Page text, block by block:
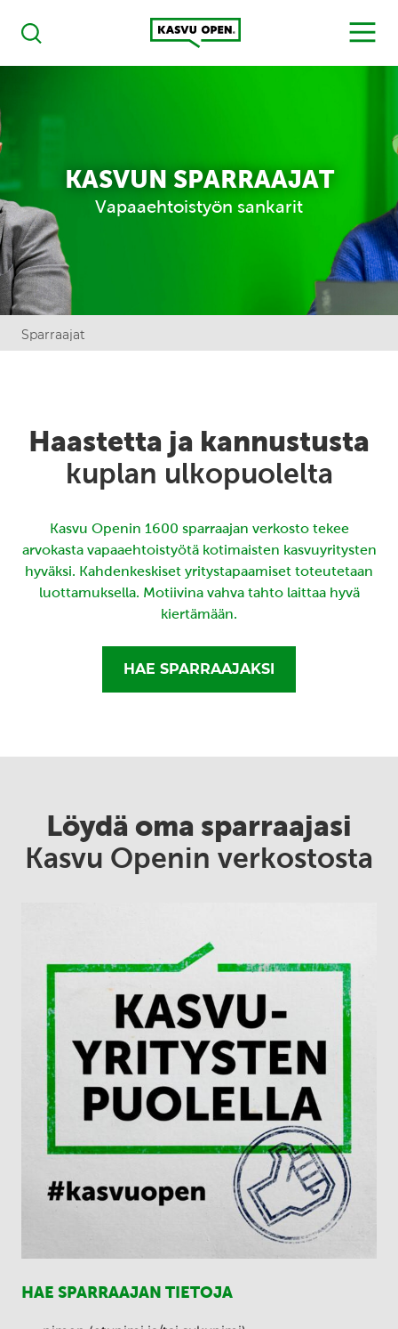
Haku
Kasvu Open
MENU
KASVUN SPARRAAJAT
Vapaaehtoistyön sankarit
Sparraajat
Haastetta ja kannustusta
kuplan ulkopuolelta
Kasvu Openin 1600 sparraajan verkosto tekee
arvokasta vapaaehtoistyötä kotimaisten kasvuyritysten
hyväksi. Kahdenkeskiset yritystapaamiset toteutetaan
luottamuksella. Motiivina vahva tahto laittaa hyvä
kiertämään.
HAE SPARRAAJAKSI
Löydä oma sparraajasi
Kasvu Openin verkostosta
HAE SPARRAAJAN TIETOJA